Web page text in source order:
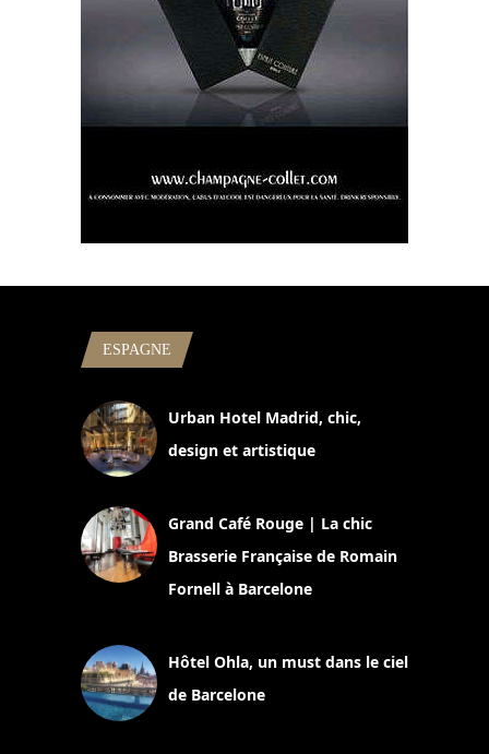
ESPAGNE
Urban Hotel Madrid, chic,
design et artistique
Grand Café Rouge | La chic
Brasserie Française de Romain
Fornell à Barcelone
Hôtel Ohla, un must dans le ciel
de Barcelone